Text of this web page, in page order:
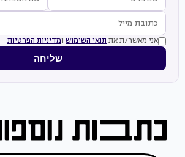
אני מאשר/ת את תנאי השימוש ומדיניות הפרטיות
שליחה